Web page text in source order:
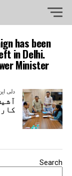
has been
in Delhi.
Minister
دلی
Search